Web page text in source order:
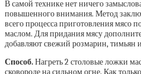
В самой технике нет ничего
повышенного внимания. Метод
всего процесса приготовления мясо
маслом. Для придания мясу
добавляют свежий розмарин, тимьян
Способ.Нагреть 2 столовые ложки
сковороде на сильном огне. Как